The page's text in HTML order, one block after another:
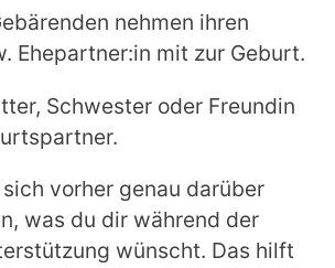
nehmen ihren
Ehepartner:in mit zur Geburt.
Schwester oder Freundin
vorher genau darüber
was du dir während der
wünscht. Das hilft